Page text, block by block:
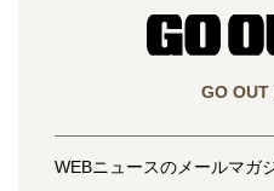
GO OUT
WEBニュースのメールマガ